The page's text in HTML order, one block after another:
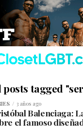
posts tagged
3 años ago
Balenciaga:
el famoso